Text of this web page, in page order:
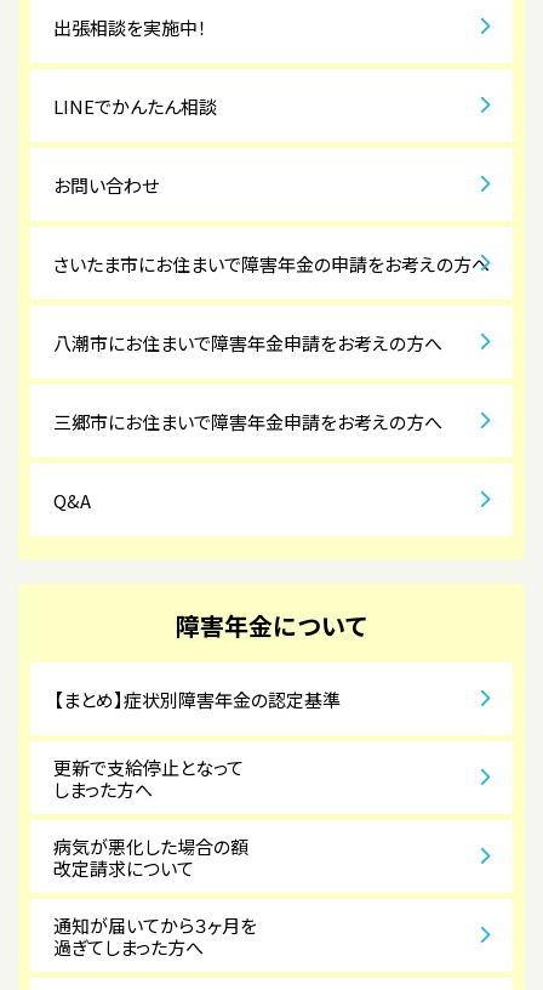
出張相談を実施中！
LINEでかんたん相談
お問い合わせ
さいたま市にお住まいで障害年金の申請をお考えの方へ
八潮市にお住まいで障害年金申請をお考えの方へ
三郷市にお住まいで障害年金申請をお考えの方へ
Q&A
障害年金について
【まとめ】症状別障害年金の認定基準
更新で支給停止となって
しまった方へ
病気が悪化した場合の額
改定請求について
通知が届いてから３ヶ月を
過ぎてしまった方へ